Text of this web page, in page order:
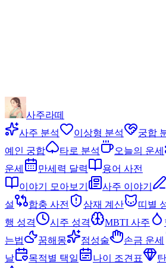
사주라떼
사주 분석
이상형 분석 궁합
예인 궁합
타로 분석 오늘의 운세
운세
만세력 달력
용어 사전
이야기 모아보기
사주 이야기
설
합충 사전 삼재 계산 띠별
행 성격
시주 성격 MBTI 사주
는법
꿈해몽 점성술 손금 운세
날
목적별 택일 나이 조견표